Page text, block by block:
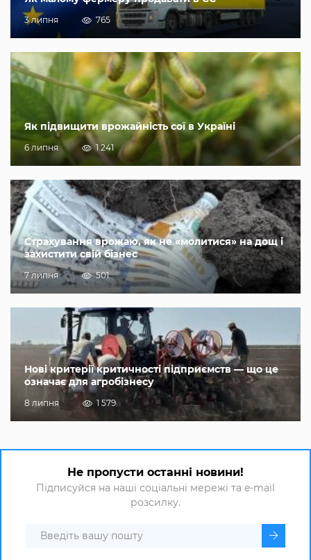
3 липня 765
Як підвищити врожайність сої в Україні
6 липня 1 241
Страхування врожаю, як не «молитися» на дощ і
захистити свій бізнес
7 липня 501
Нові критерії критичності підприємств — що це
означає для агробізнесу
8 липня 1 579
Не пропусти останні новини!
Підписуйся на наші соціальні мережі та e-mail
розсилку.